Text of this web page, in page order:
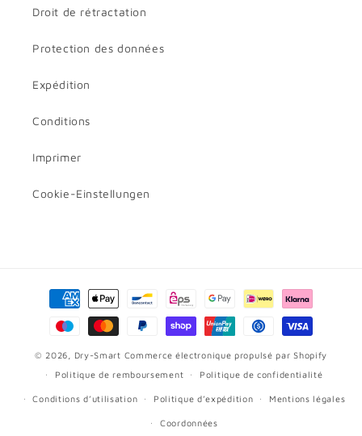
Droit de rétractation
Protection des données
Expédition
Conditions
Imprimer
Cookie-Einstellungen
Moyens
paiement
© 2026, Dry-Smart Commerce électronique propulsé par Shopify
Politique de remboursement
Politique de confidentialité
Conditions d’utilisation Politique d’expédition Mentions légales
Coordonnées